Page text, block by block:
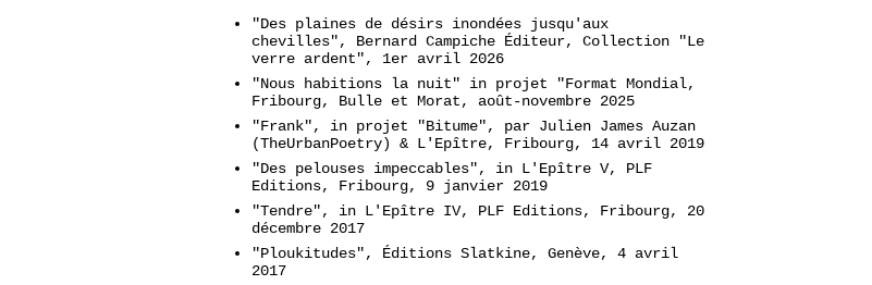
"Des plaines de désirs inondées jusqu'aux
chevilles", Bernard Campiche Éditeur, Collection "Le
verre ardent", 1er avril 2026
"Nous habitions la nuit" in projet "Format Mondial,
Fribourg, Bulle et Morat, août-novembre 2025
"Frank", in projet "Bitume", par Julien James Auzan
(TheUrbanPoetry) & L'Epître, Fribourg, 14 avril 2019
"Des pelouses impeccables", in L'Epître V, PLF
Editions, Fribourg, 9 janvier 2019
"Tendre", in L'Epître IV, PLF Editions, Fribourg, 20
décembre 2017
"Ploukitudes", Éditions Slatkine, Genève, 4 avril
2017